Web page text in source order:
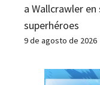
a Wallcrawler
superhéroes
9 de agosto de 2026